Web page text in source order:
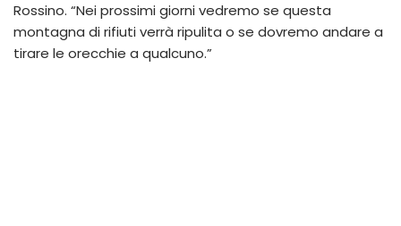
Rossino. “Nei prossimi giorni vedremo se questa
montagna di rifiuti verrà ripulita o se dovremo andare a
tirare le orecchie a qualcuno.”